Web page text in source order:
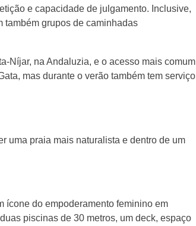
e capacidade de julgamento. Inclusive,
também grupos de caminhadas
Níjar, na Andaluzia, e o acesso mais comum
mas durante o verão também tem serviço
uma praia mais naturalista e dentro de um
ícone do empoderamento feminino em
piscinas de 30 metros, um deck, espaço